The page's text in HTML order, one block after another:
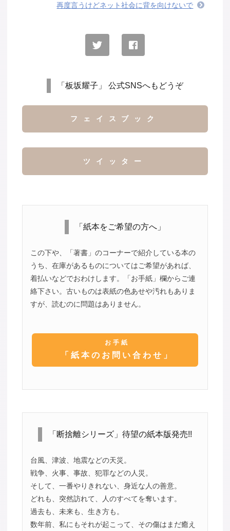
再度言うけどネット社会に背を向けないで
「板坂耀子」 公式SNSへもどうぞ
フェイスブック
ツイッター
「紙本をご希望の方へ」
この下や、「著書」のコーナーで紹介している本の
うち、在庫があるものについてはご希望があれば、
着払いなどでおわけします。「お手紙」欄からご連
絡下さい。古いものは表紙の色あせや汚れもありま
すが、読むのに問題はありません。
お手紙
「紙本のお問い合わせ」
「断捨離シリーズ」待望の紙本版発売!!
台風、津波、地震などの天災。
戦争、火事、事故、犯罪などの人災。
そして、一番やりきれない、身近な人の善意。
どれも、突然訪れて、人のすべてを奪います。
過去も、未来も、生き方も。
数年前、私にもそれが起こって、その傷はまだ癒え